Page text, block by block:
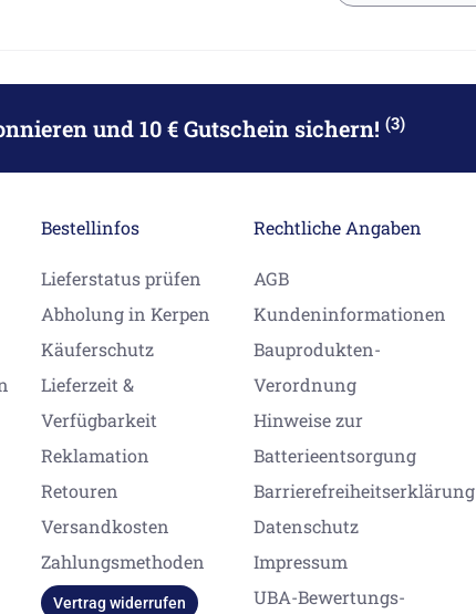
und 10 € Gutschein sichern! (3)
Bestellinfos
Lieferstatus prüfen
Abholung in Kerpen
Käuferschutz
Lieferzeit &
Verfügbarkeit
Reklamation
Retouren
Versandkosten
Zahlungsmethoden
Vertrag widerrufen
Rechtliche Angaben
AGB
Kundeninformationen
Bauprodukten-
Verordnung
Hinweise zur
Batterieentsorgung
Barrierefreiheitserklärung
Datenschutz
Impressum
UBA-Bewertungs-